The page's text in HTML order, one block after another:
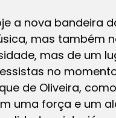
a nova bandeira
mas também
mas de um
no
de Oliveira,
uma força e um